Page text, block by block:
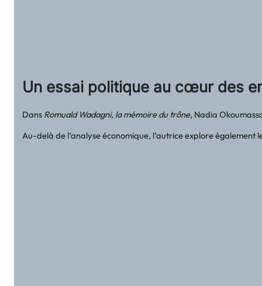
Un essai politique au cœur des
Dans Romuald Wadagni, la mémoire du trône, Nadia
Au-delà de l’analyse économique, l’autrice explore